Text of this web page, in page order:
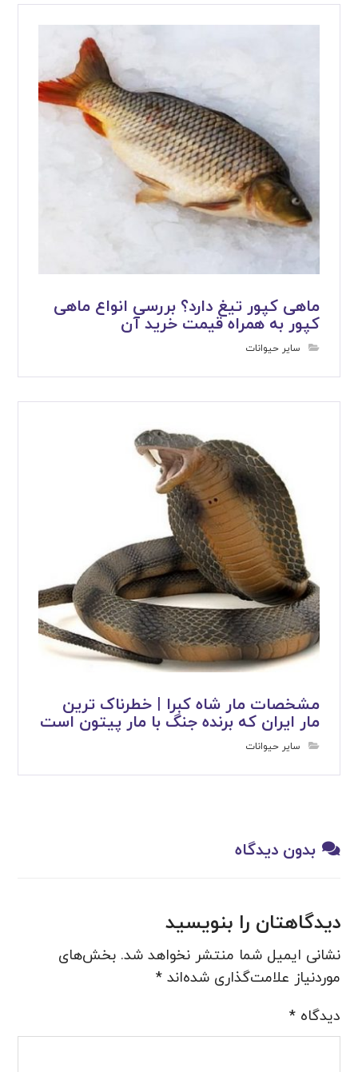
ماهی کپور تیغ دارد؟ بررسی انواع ماهی
کپور به همراه قیمت خرید آن
سایر حیوانات
مشخصات مار شاه کبرا | خطرناک ترین
مار ایران که برنده جنگ با مار پیتون است
سایر حیوانات
بدون دیدگاه
دیدگاهتان را بنویسید
نشانی ایمیل شما منتشر نخواهد شد. بخش‌های
موردنیاز علامت‌گذاری شده‌اند*
دیدگاه*